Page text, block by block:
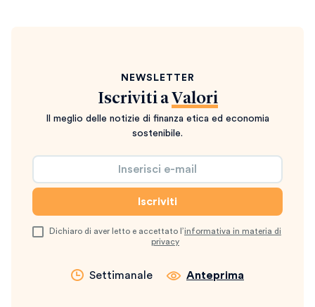
NEWSLETTER
Iscriviti a Valori
Il meglio delle notizie di finanza etica ed economia
sostenibile.
Dichiaro di aver letto e accettato l’informativa in materia di
privacy
Settimanale Anteprima